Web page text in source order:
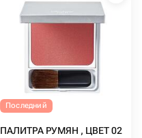
Последний
ПАЛИТРА РУМЯН , ЦВЕТ 02